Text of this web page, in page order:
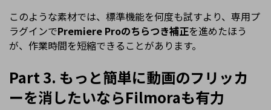
このような素材では、標準機能を何度も試すより、専用プ
ラグインでPremiere Proのちらつき補正を進めたほう
が、作業時間を短縮できることがあります。
Part 3. もっと簡単に動画のフリッカ
ーを消したいならFilmoraも有力